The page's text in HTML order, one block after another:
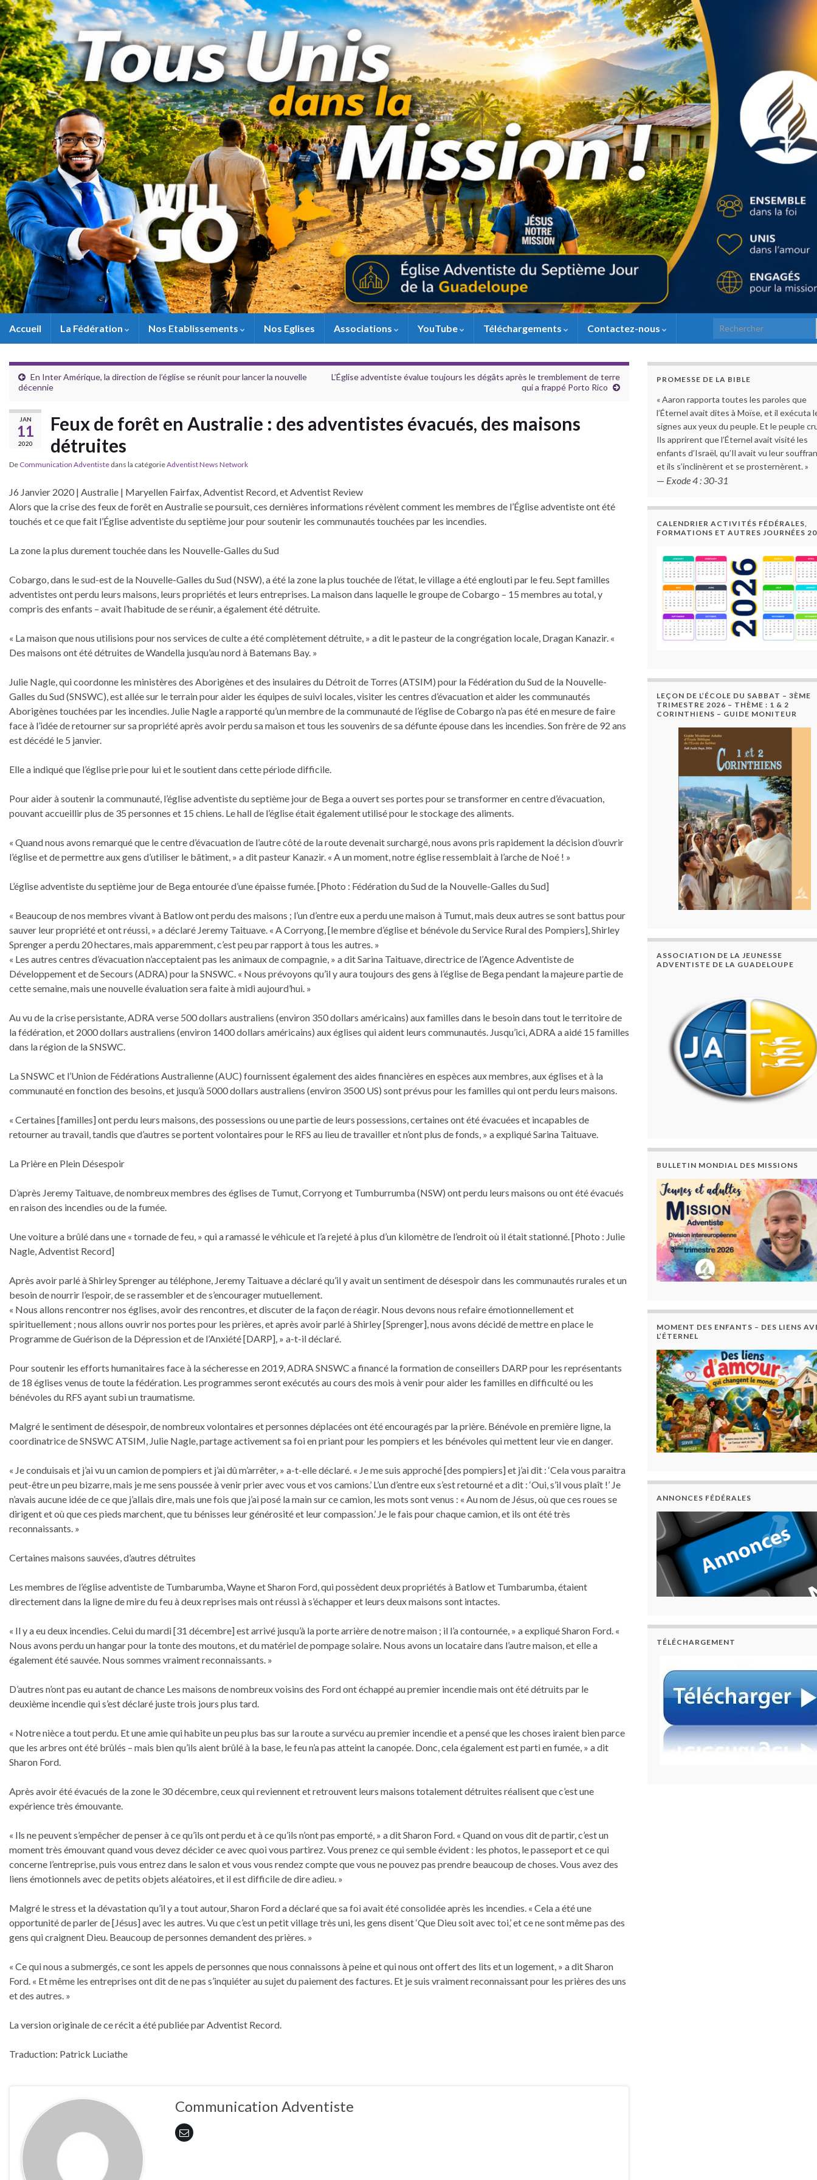
Accueil La Fédération Nos Etablissements Nos Eglises Associations YouTube Téléchargements Contactez-nous Search for:
En Inter Amérique, la direction de l’église se réunit pour lancer la nouvelle
décennie
L’Église adventiste évalue toujours les dégâts après le tremblement de terre
qui a frappé Porto Rico
JAN
11
2020
Feux de forêt en Australie : des adventistes évacués, des maisons
détruites
De Communication Adventiste dans la catégorieAdventist News Network
J6 Janvier 2020 | Australie | Maryellen Fairfax, Adventist Record, et Adventist Review
Alors que la crise des feux de forêt en Australie se poursuit, ces dernières informations révèlent comment les membres de l’Église adventiste ont été
touchés et ce que fait l’Église adventiste du septième jour pour soutenir les communautés touchées par les incendies.
La zone la plus durement touchée dans les Nouvelle-Galles du Sud
Cobargo, dans le sud-est de la Nouvelle-Galles du Sud (NSW), a été la zone la plus touchée de l’état, le village a été englouti par le feu. Sept familles
adventistes ont perdu leurs maisons, leurs propriétés et leurs entreprises. La maison dans laquelle le groupe de Cobargo – 15 membres au total, y
compris des enfants – avait l’habitude de se réunir, a également été détruite.
« La maison que nous utilisions pour nos services de culte a été complètement détruite, » a dit le pasteur de la congrégation locale, Dragan Kanazir. «
Des maisons ont été détruites de Wandella jusqu’au nord à Batemans Bay. »
Julie Nagle, qui coordonne les ministères des Aborigènes et des insulaires du Détroit de Torres (ATSIM) pour la Fédération du Sud de la Nouvelle-
Galles du Sud (SNSWC), est allée sur le terrain pour aider les équipes de suivi locales, visiter les centres d’évacuation et aider les communautés
Aborigènes touchées par les incendies. Julie Nagle a rapporté qu’un membre de la communauté de l’église de Cobargo n’a pas été en mesure de faire
face à l’idée de retourner sur sa propriété après avoir perdu sa maison et tous les souvenirs de sa défunte épouse dans les incendies. Son frère de 92 ans
est décédé le 5 janvier.
Elle a indiqué que l’église prie pour lui et le soutient dans cette période difficile.
Pour aider à soutenir la communauté, l’église adventiste du septième jour de Bega a ouvert ses portes pour se transformer en centre d’évacuation,
pouvant accueillir plus de 35 personnes et 15 chiens. Le hall de l’église était également utilisé pour le stockage des aliments.
« Quand nous avons remarqué que le centre d’évacuation de l’autre côté de la route devenait surchargé, nous avons pris rapidement la décision d’ouvrir
l’église et de permettre aux gens d’utiliser le bâtiment, » a dit pasteur Kanazir. « A un moment, notre église ressemblait à l’arche de Noé ! »
L’église adventiste du septième jour de Bega entourée d’une épaisse fumée. [Photo : Fédération du Sud de la Nouvelle-Galles du Sud]
« Beaucoup de nos membres vivant à Batlow ont perdu des maisons ; l’un d’entre eux a perdu une maison à Tumut, mais deux autres se sont battus pour
sauver leur propriété et ont réussi, » a déclaré Jeremy Taituave. « A Corryong, [le membre d’église et bénévole du Service Rural des Pompiers], Shirley
Sprenger a perdu 20 hectares, mais apparemment, c’est peu par rapport à tous les autres. »
« Les autres centres d’évacuation n’acceptaient pas les animaux de compagnie, » a dit Sarina Taituave, directrice de l’Agence Adventiste de
Développement et de Secours (ADRA) pour la SNSWC. « Nous prévoyons qu’il y aura toujours des gens à l’église de Bega pendant la majeure partie de
cette semaine, mais une nouvelle évaluation sera faite à midi aujourd’hui. »
Au vu de la crise persistante, ADRA verse 500 dollars australiens (environ 350 dollars américains) aux familles dans le besoin dans tout le territoire de
la fédération, et 2000 dollars australiens (environ 1400 dollars américains) aux églises qui aident leurs communautés. Jusqu’ici, ADRA a aidé 15 familles
dans la région de la SNSWC.
La SNSWC et l’Union de Fédérations Australienne (AUC) fournissent également des aides financières en espèces aux membres, aux églises et à la
communauté en fonction des besoins, et jusqu’à 5000 dollars australiens (environ 3500 US) sont prévus pour les familles qui ont perdu leurs maisons.
« Certaines [familles] ont perdu leurs maisons, des possessions ou une partie de leurs possessions, certaines ont été évacuées et incapables de
retourner au travail, tandis que d’autres se portent volontaires pour le RFS au lieu de travailler et n’ont plus de fonds, » a expliqué Sarina Taituave.
La Prière en Plein Désespoir
D’après Jeremy Taituave, de nombreux membres des églises de Tumut, Corryong et Tumburrumba (NSW) ont perdu leurs maisons ou ont été évacués
en raison des incendies ou de la fumée.
Une voiture a brûlé dans une « tornade de feu, » qui a ramassé le véhicule et l’a rejeté à plus d’un kilomètre de l’endroit où il était stationné. [Photo : Julie
Nagle, Adventist Record]
Après avoir parlé à Shirley Sprenger au téléphone, Jeremy Taituave a déclaré qu’il y avait un sentiment de désespoir dans les communautés rurales et un
besoin de nourrir l’espoir, de se rassembler et de s’encourager mutuellement.
« Nous allons rencontrer nos églises, avoir des rencontres, et discuter de la façon de réagir. Nous devons nous refaire émotionnellement et
spirituellement ; nous allons ouvrir nos portes pour les prières, et après avoir parlé à Shirley [Sprenger], nous avons décidé de mettre en place le
Programme de Guérison de la Dépression et de l’Anxiété [DARP], » a-t-il déclaré.
Pour soutenir les efforts humanitaires face à la sécheresse en 2019, ADRA SNSWC a financé la formation de conseillers DARP pour les représentants
de 18 églises venus de toute la fédération. Les programmes seront exécutés au cours des mois à venir pour aider les familles en difficulté ou les
bénévoles du RFS ayant subi un traumatisme.
Malgré le sentiment de désespoir, de nombreux volontaires et personnes déplacées ont été encouragés par la prière. Bénévole en première ligne, la
coordinatrice de SNSWC ATSIM, Julie Nagle, partage activement sa foi en priant pour les pompiers et les bénévoles qui mettent leur vie en danger.
« Je conduisais et j’ai vu un camion de pompiers et j’ai dû m’arrêter, » a-t-elle déclaré. « Je me suis approché [des pompiers] et j’ai dit : ‘Cela vous paraitra
peut-être un peu bizarre, mais je me sens poussée à venir prier avec vous et vos camions.’ L’un d’entre eux s’est retourné et a dit : ‘Oui, s’il vous plaît !’ Je
n’avais aucune idée de ce que j’allais dire, mais une fois que j’ai posé la main sur ce camion, les mots sont venus : « Au nom de Jésus, où que ces roues se
dirigent et où que ces pieds marchent, que tu bénisses leur générosité et leur compassion.’ Je le fais pour chaque camion, et ils ont été très
reconnaissants. »
Certaines maisons sauvées, d’autres détruites
Les membres de l’église adventiste de Tumbarumba, Wayne et Sharon Ford, qui possèdent deux propriétés à Batlow et Tumbarumba, étaient
directement dans la ligne de mire du feu à deux reprises mais ont réussi à s’échapper et leurs deux maisons sont intactes.
« Il y a eu deux incendies. Celui du mardi [31 décembre] est arrivé jusqu’à la porte arrière de notre maison ; il l’a contournée, » a expliqué Sharon Ford. «
Nous avons perdu un hangar pour la tonte des moutons, et du matériel de pompage solaire. Nous avons un locataire dans l’autre maison, et elle a
également été sauvée. Nous sommes vraiment reconnaissants. »
D’autres n’ont pas eu autant de chance Les maisons de nombreux voisins des Ford ont échappé au premier incendie mais ont été détruits par le
deuxième incendie qui s’est déclaré juste trois jours plus tard.
« Notre nièce a tout perdu. Et une amie qui habite un peu plus bas sur la route a survécu au premier incendie et a pensé que les choses iraient bien parce
que les arbres ont été brûlés – mais bien qu’ils aient brûlé à la base, le feu n’a pas atteint la canopée. Donc, cela également est parti en fumée, » a dit
Sharon Ford.
Après avoir été évacués de la zone le 30 décembre, ceux qui reviennent et retrouvent leurs maisons totalement détruites réalisent que c’est une
expérience très émouvante.
« Ils ne peuvent s’empêcher de penser à ce qu’ils ont perdu et à ce qu’ils n’ont pas emporté, » a dit Sharon Ford. « Quand on vous dit de partir, c’est un
moment très émouvant quand vous devez décider ce avec quoi vous partirez. Vous prenez ce qui semble évident : les photos, le passeport et ce qui
concerne l’entreprise, puis vous entrez dans le salon et vous vous rendez compte que vous ne pouvez pas prendre beaucoup de choses. Vous avez des
liens émotionnels avec de petits objets aléatoires, et il est difficile de dire adieu. »
Malgré le stress et la dévastation qu’il y a tout autour, Sharon Ford a déclaré que sa foi avait été consolidée après les incendies. « Cela a été une
opportunité de parler de [Jésus] avec les autres. Vu que c’est un petit village très uni, les gens disent ‘Que Dieu soit avec toi,’ et ce ne sont même pas des
gens qui craignent Dieu. Beaucoup de personnes demandent des prières. »
« Ce qui nous a submergés, ce sont les appels de personnes que nous connaissons à peine et qui nous ont offert des lits et un logement, » a dit Sharon
Ford. « Et même les entreprises ont dit de ne pas s’inquiéter au sujet du paiement des factures. Et je suis vraiment reconnaissant pour les prières des uns
et des autres. »
La version originale de ce récit a été publiée par Adventist Record.
Traduction: Patrick Luciathe
Communication Adventiste
PROMESSE DE LA BIBLE
« Aaron rapporta toutes les paroles que
l’Éternel avait dites à Moïse, et il exécuta
signes aux yeux du peuple. Et le peuple
Ils apprirent que l’Éternel avait visité les
enfants d’Israël, qu’Il avait vu leur
et ils s’inclinèrent et se prosternèrent. »
— Exode 4 : 30-31
CALENDRIER ACTIVITÉS FÉDÉRALES,
FORMATIONS ET AUTRES JOURNÉES
LEÇON DE L’ÉCOLE DU SABBAT – 3ÈME
TRIMESTRE 2026 – THÈME : 1 & 2
CORINTHIENS – GUIDE MONITEUR
ASSOCIATION DE LA JEUNESSE
ADVENTISTE DE LA GUADELOUPE
BULLETIN MONDIAL DES MISSIONS
MOMENT DES ENFANTS – DES LIENS
L’ÉTERNEL
ANNONCES FÉDÉRALES
TÉLÉCHARGEMENT